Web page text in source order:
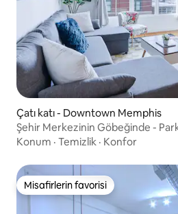
Çatı katı - Downtown Memphis
Şehir Merkezinin Göbeğinde -
Modern 1 Yatak Odalı Çatı Katı
Konum · Temizlik · Konfor
Misafirlerin favorisi
Misafirlerin favorisi